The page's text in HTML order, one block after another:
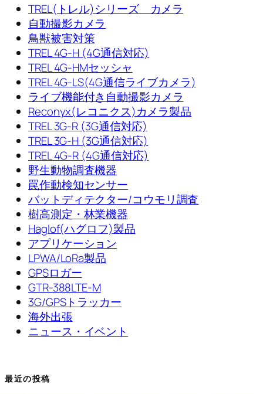
TREL(トレル)シリーズ カメラ
自動撮影カメラ
鳥獣被害対策
TREL 4G-H (4G通信対応)
TREL 4G-HMセッシャ
TREL 4G-LS(4G通信ライブカメラ)
ライブ機能付き自動撮影カメラ
Reconyx(レコニクス)カメラ製品
TREL 3G-R (3G通信対応)
TREL 3G-H (3G通信対応)
TREL 4G-R (4G通信対応)
野生動物調査機器
罠作動検知センサー
バットディテクター/コウモリ調査
樹高測定・林業機器
Haglof(ハグロフ)製品
アプリケーション
LPWA/LoRa製品
GPSロガー
GTR-388LTE-M
3G/GPSトラッカー
海外出張
ニュース・イベント
最近の投稿